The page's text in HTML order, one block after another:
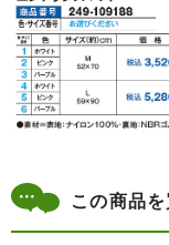
この商品